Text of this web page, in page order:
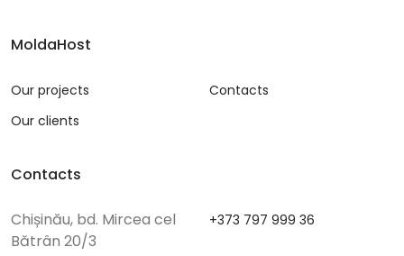
MoldaHost
Our projects
Our clients
Contacts
Contacts
Chișinău, bd. Mircea cel
Bătrân 20/3
+373 797 999 36